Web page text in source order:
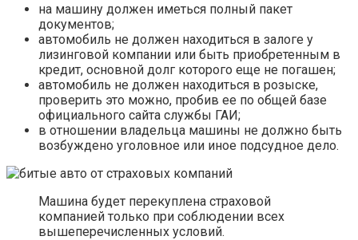
на машину должен иметься полный пакет
документов;
автомобиль не должен находиться в залоге у
лизинговой компании или быть приобретенным в
кредит, основной долг которого еще не погашен;
автомобиль не должен находиться в розыске,
проверить это можно, пробив ее по общей базе
официального сайта службы ГАИ;
в отношении владельца машины не должно быть
возбуждено уголовное или иное подсудное дело.
Машина будет перекуплена страховой
компанией только при соблюдении всех
вышеперечисленных условий.